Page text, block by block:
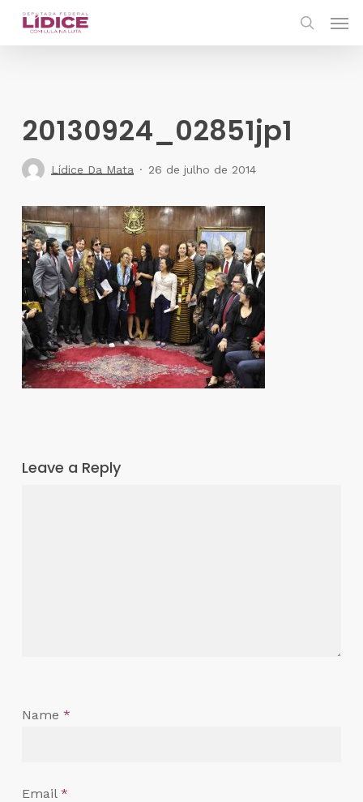
Skip
20130924_02851jp1
Lídice Da Mata 26 de julho de 2014
Leave a Reply
Name *
Email *